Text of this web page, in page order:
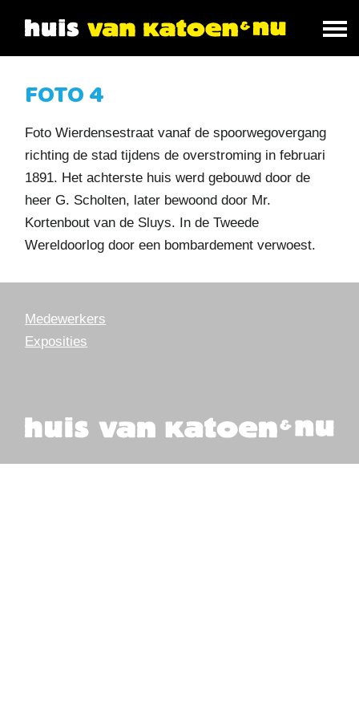
FOTO 4
Foto Wierdensestraat vanaf de spoorwegovergang
richting de stad tijdens de overstroming in februari
1891. Het achterste huis werd gebouwd door de
heer G. Scholten, later bewoond door Mr.
Kortenbout van de Sluys. In de Tweede
Wereldoorlog door een bombardement verwoest.
Medewerkers
Exposities